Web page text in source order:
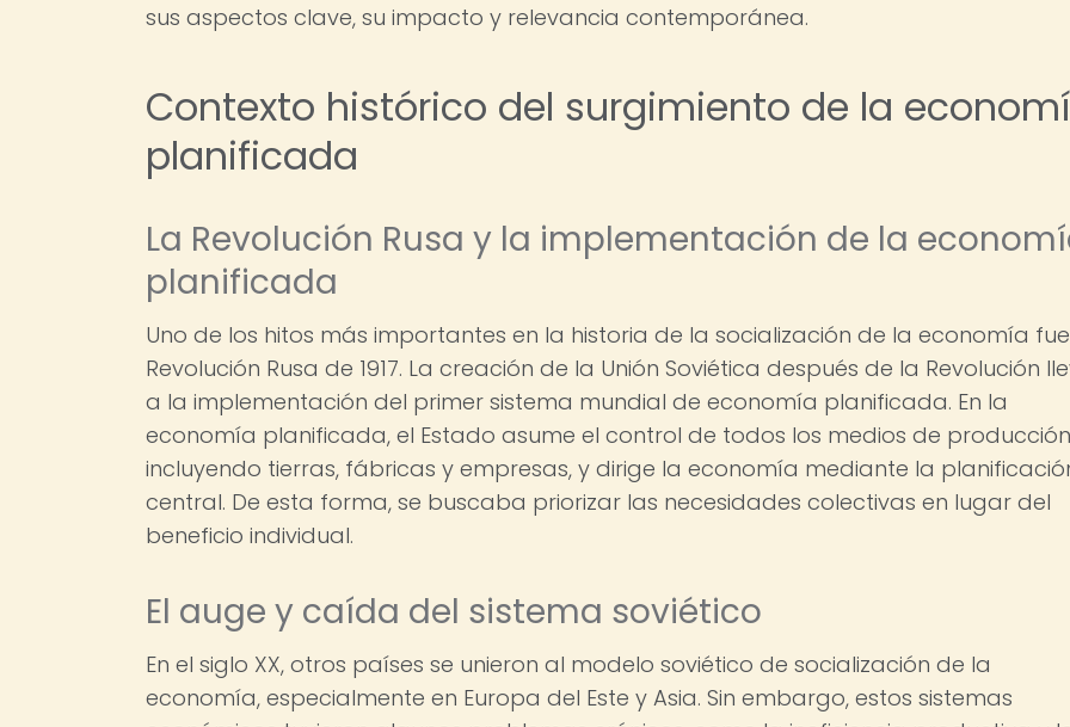
sus aspectos clave, su impacto y relevancia contemporánea.
Contexto histórico del surgimiento de la
planificada
La Revolución Rusa y la implementación de la
planificada
Uno de los hitos más importantes en la historia de la socialización de la economía
Revolución Rusa de 1917. La creación de la Unión Soviética después de la Revolución
a la implementación del primer sistema mundial de economía planificada. En la
economía planificada, el Estado asume el control de todos los medios de
incluyendo tierras, fábricas y empresas, y dirige la economía mediante la
central. De esta forma, se buscaba priorizar las necesidades colectivas en lugar del
beneficio individual.
El auge y caída del sistema soviético
En el siglo XX, otros países se unieron al modelo soviético de socialización de la
economía, especialmente en Europa del Este y Asia. Sin embargo, estos sistemas